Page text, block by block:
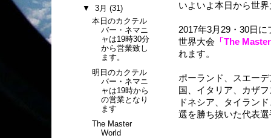
いよいよ本日から世
2017年3月29・30日
世界大会 「The
れます。
ポーランド、スエー
国、イタリア、カザ
ドネシア、タイラン
選を勝ち抜いた代表
▼ 3月 (31)
本日のカクテル
バー・ネマニ
ャは19時30分
から営業致し
ます。
明日のカクテル
バー・ネマニ
ャは19時から
の営業となり
ます
The Master
World